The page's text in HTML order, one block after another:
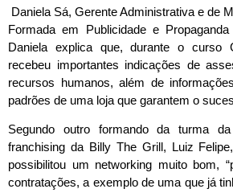
Daniela Sá, Gerente Administrativa e de
Formada em Publicidade e
Daniela explica que, durante o curso
recebeu importantes indicações de
recursos humanos, além de
padrões de uma loja que garantem o
Segundo outro formando da turma
franchising da Billy The Grill, Luiz
possibilitou um networking muito bom,
contratações, a exemplo de uma que já